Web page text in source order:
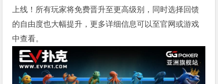
上线！所有玩家将免费晋升至更高级别，同时选择回馈
的自由度也大幅提升，更多详细信息可以至官网或游戏
中查看。